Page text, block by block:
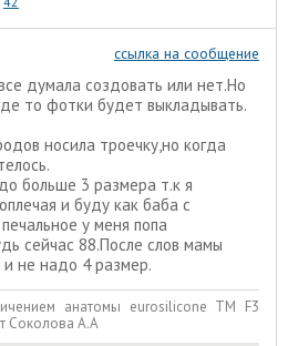
ссылка на сообщение
думала создовать или нет.Но
то фотки будет выкладывать.
носила троечку,но когда
больше 3 размера т.к я
и буду как баба с
у меня попа
сейчас 88.После слов мамы
не надо 4 размер.
анатомы eurosilicone TM F3
Соколова А.А